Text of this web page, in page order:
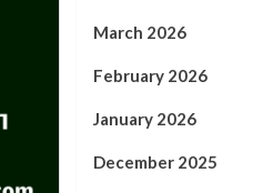
March 2026
February 2026
January 2026
December 2025